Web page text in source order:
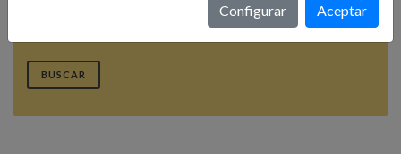
BUSCAR
Configurar Aceptar